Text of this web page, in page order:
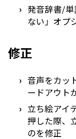
発音辞書/
ない」オプ
修正
音声をカッ
ードアウト
立ち絵アイ
押した際、
のを修正